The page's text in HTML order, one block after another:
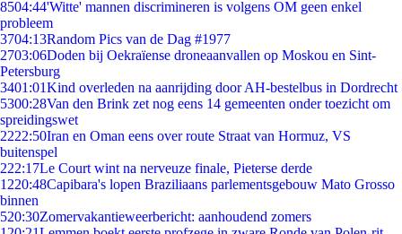
8504:44'Witte' mannen discrimineren is volgens OM geen enkel
probleem
3704:13Random Pics van de Dag #1977
2703:06Doden bij Oekraïense droneaanvallen op Moskou en Sint-
Petersburg
3401:01Kind overleden na aanrijding door AH-bestelbus in Dordrecht
5300:28Van den Brink zet nog eens 14 gemeenten onder toezicht om
spreidingswet
2222:50Iran en Oman eens over route Straat van Hormuz, VS
buitenspel
222:17Le Court wint na nerveuze finale, Pieterse derde
1220:48Capibara's lopen Braziliaans parlementsgebouw Mato Grosso
binnen
520:30Zomervakantieweerbericht: aanhoudend zomers